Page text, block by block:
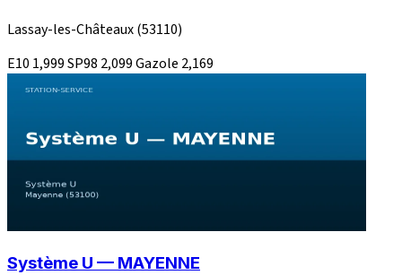
Lassay-les-Châteaux(53110)
E10 1,999SP98 2,099Gazole 2,169
Système U — MAYENNE